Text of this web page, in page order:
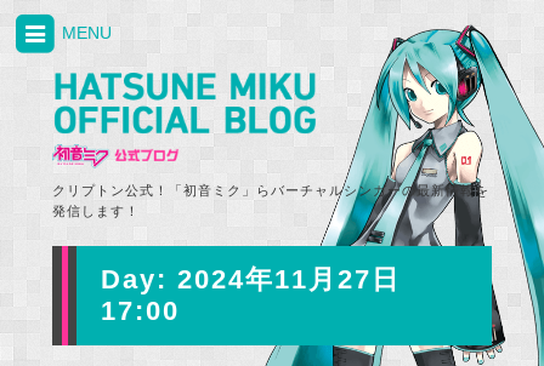
クリプトン公式！「初音ミク」らバーチャルシンガーの最新情報を
発信します！
MENU
Day: 2024年11月27日
17:00